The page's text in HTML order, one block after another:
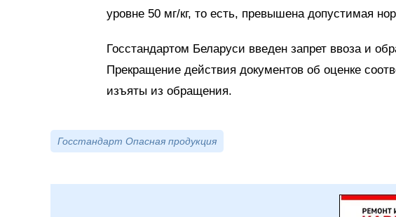
уровне 50 мг/кг, то есть, превышена допустимая
Госстандартом Беларуси введен запрет ввоза и
Прекращение действия документов об оценке
изъяты из обращения.
Госстандарт Опасная продукция